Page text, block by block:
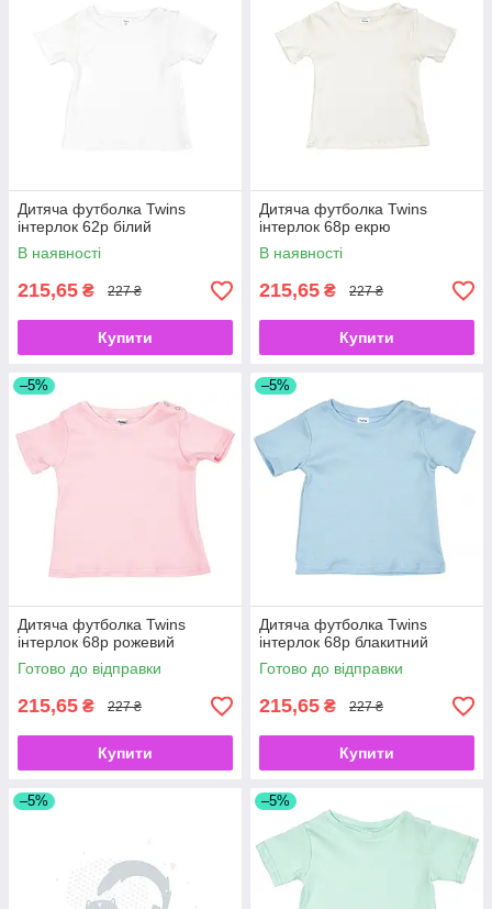
Дитяча футболка Twins
інтерлок 62р білий
В наявності
215,65 ₴ 227 ₴
Купити
Дитяча футболка Twins
інтерлок 68р екрю
В наявності
215,65 ₴ 227 ₴
Купити
–5%
Дитяча футболка Twins
інтерлок 68р рожевий
Готово до відправки
215,65 ₴ 227 ₴
Купити
–5%
Дитяча футболка Twins
інтерлок 68р блакитний
Готово до відправки
215,65 ₴ 227 ₴
Купити
–5% –5%